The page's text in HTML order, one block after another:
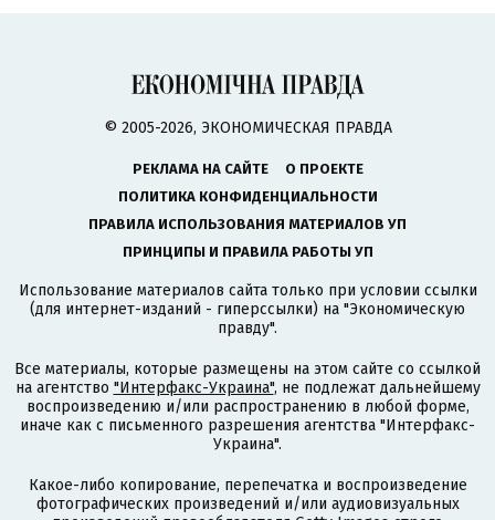
© 2005-2026, ЭКОНОМИЧЕСКАЯ ПРАВДА
РЕКЛАМА НА САЙТЕ
О ПРОЕКТЕ
ПОЛИТИКА КОНФИДЕНЦИАЛЬНОСТИ
ПРАВИЛА ИСПОЛЬЗОВАНИЯ МАТЕРИАЛОВ УП
ПРИНЦИПЫ И ПРАВИЛА РАБОТЫ УП
Использование материалов сайта только при условии ссылки
(для интернет-изданий - гиперссылки) на "Экономическую
правду".
Все материалы, которые размещены на этом сайте со ссылкой
на агентство "Интерфакс-Украина", не подлежат дальнейшему
воспроизведению и/или распространению в любой форме,
иначе как с письменного разрешения агентства "Интерфакс-
Украина".
Какое-либо копирование, перепечатка и воспроизведение
фотографических произведений и/или аудиовизуальных